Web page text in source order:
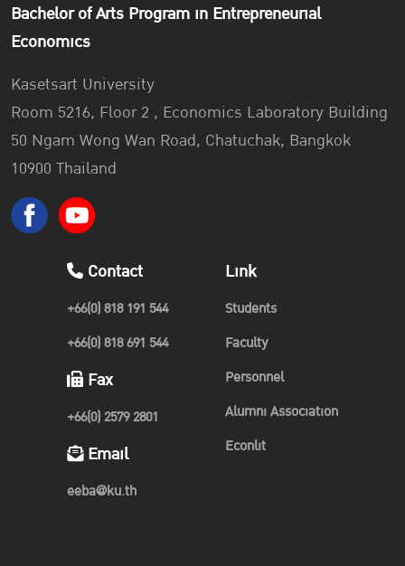
Bachelor of Arts Program in Entrepreneurial
Economics
Kasetsart University
Room 5216, Floor 2 , Economics Laboratory Building
50 Ngam Wong Wan Road, Chatuchak, Bangkok
10900 Thailand
Contact
+66(0) 818 191 544
+66(0) 818 691 544
Fax
+66(0) 2579 2801
Email
eeba@ku.th
Link
Students
Faculty
Personnel
Alumni Association
Econlit